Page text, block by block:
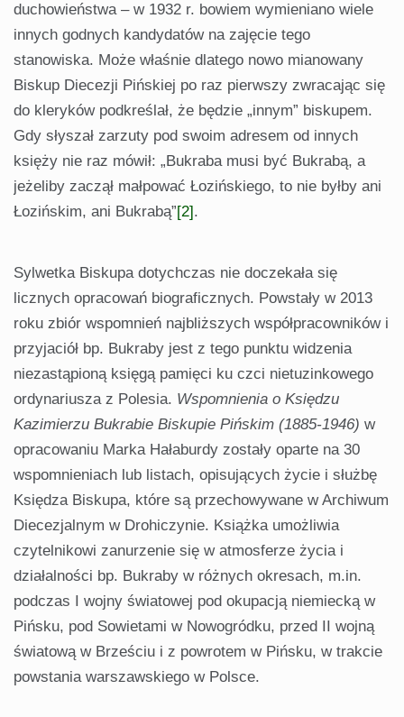
duchowieństwa – w 1932 r. bowiem wymieniano wiele
innych godnych kandydatów na zajęcie tego
stanowiska. Może właśnie dlatego nowo mianowany
Biskup Diecezji Pińskiej po raz pierwszy zwracając się
do kleryków podkreślał, że będzie „innym” biskupem.
Gdy słyszał zarzuty pod swoim adresem od innych
księży nie raz mówił: „Bukraba musi być Bukrabą, a
jeżeliby zaczął małpować Łozińskiego, to nie byłby ani
Łozińskim, ani Bukrabą”[2] .
Sylwetka Biskupa dotychczas nie doczekała się
licznych opracowań biograficznych. Powstały w 2013
roku zbiór wspomnień najbliższych współpracowników i
przyjaciół bp. Bukraby jest z tego punktu widzenia
niezastąpioną księgą pamięci ku czci nietuzinkowego
ordynariusza z Polesia. Wspomnienia o Księdzu
Kazimierzu Bukrabie Biskupie Pińskim (1885-1946) w
opracowaniu Marka Hałaburdy zostały oparte na 30
wspomnieniach lub listach, opisujących życie i służbę
Księdza Biskupa, które są przechowywane w Archiwum
Diecezjalnym w Drohiczynie. Książka umożliwia
czytelnikowi zanurzenie się w atmosferze życia i
działalności bp. Bukraby w różnych okresach, m.in.
podczas I wojny światowej pod okupacją niemiecką w
Pińsku, pod Sowietami w Nowogródku, przed II wojną
światową w Brześciu i z powrotem w Pińsku, w trakcie
powstania warszawskiego w Polsce.